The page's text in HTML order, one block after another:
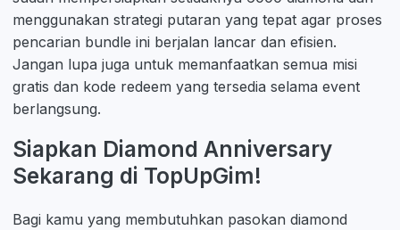
menggunakan strategi putaran yang tepat agar proses
pencarian bundle ini berjalan lancar dan efisien.
Jangan lupa juga untuk memanfaatkan semua misi
gratis dan kode redeem yang tersedia selama event
berlangsung.
Siapkan Diamond Anniversary
Sekarang di TopUpGim!
Bagi kamu yang membutuhkan pasokan diamond